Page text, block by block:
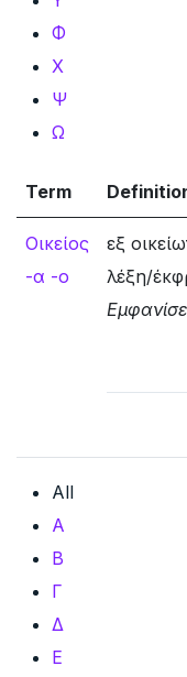
Φ
Χ
Ψ
Ω
Term
Οικείος
-α -ο
εξ
λέξη/
All
Α
Β
Γ
Δ
Ε